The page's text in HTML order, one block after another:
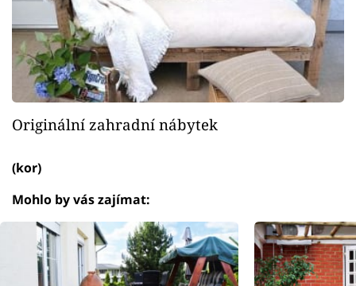
Originální zahradní nábytek
(kor)
Mohlo by vás zajímat: